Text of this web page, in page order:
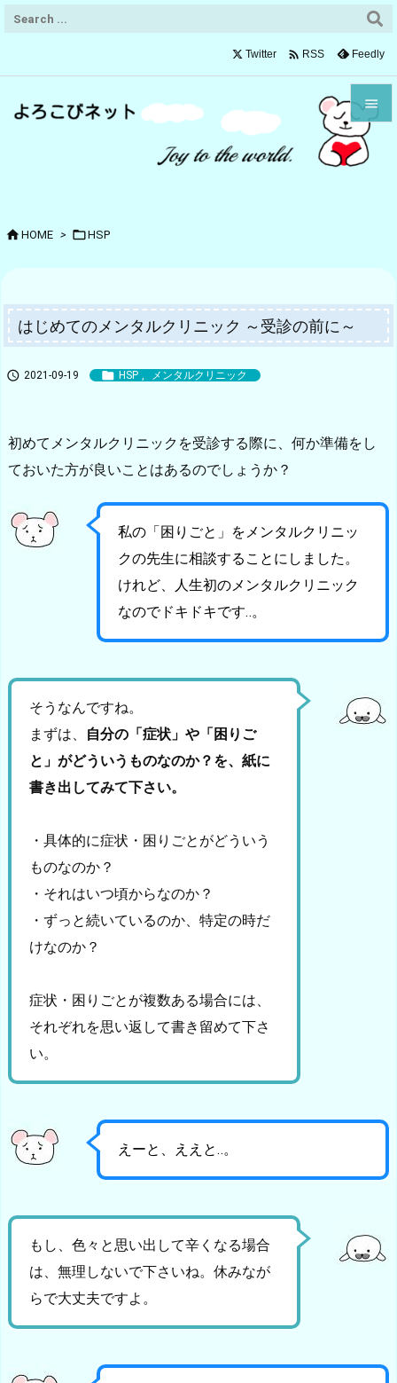


メニュ
検索
Twitter  RSS Feedly
HOME > HSP
はじめてのメンタルクリニック ～受診の前に～
 2021-09-19  HSP , メンタルクリニック
初めてメンタルクリニックを受診する際に、何か準備をし
ておいた方が良いことはあるのでしょうか？
私の「困りごと」をメンタルクリニッ
クの先生に相談することにしました。
けれど、人生初のメンタルクリニック
なのでドキドキです‥。
そうなんですね。
まずは、
自分の「症状」や「困りご
と」がどういうものなのか？を、紙に
書き出してみて下さい。
・具体的に症状・困りごとがどういう
ものなのか？
・それはいつ頃からなのか？
・ずっと続いているのか、特定の時だ
けなのか？
症状・困りごとが複数ある場合には、
それぞれを思い返して書き留めて下さ
い。
えーと、ええと‥。
もし、色々と思い出して辛くなる場合
は、無理しないで下さいね。休みなが
らで大丈夫ですよ。